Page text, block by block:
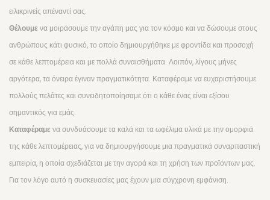
ειλικρινείς απέναντί σας.
Θέλουμε να μοιράσουμε την αγάπη μας για τον κόσμο και να δώσουμε στους
ανθρώπους κάτι φυσικό, το οποίο δημιουργήθηκε με φροντίδα και προσοχή
σε κάθε λεπτομέρεια και με πολλά συναισθήματα. Λοιπόν, λίγους μήνες
αργότερα, τα όνειρα έγιναν πραγματικότητα. Καταφέραμε να ευχαριστήσουμε
πολλούς πελάτες και συνειδητοποίησαμε ότι ο κάθε ένας είναι εξίσου
σημαντικός για εμάς.
Καταφέραμε να συνδυάσουμε τα καλά και τα ωφέλιμα υλικά με την ομορφιά
της κάθε λεπτομέρειας, για να δημιουργήσουμε μια πραγματικά συναρπαστική
εμπειρία, η οποία σχεδιάζεται με την αγορά και τη χρήση των προϊόντων μας.
Για τον λόγο αυτό η συσκευασίες μας έχουν μια σύγχρονη εμφάνιση.